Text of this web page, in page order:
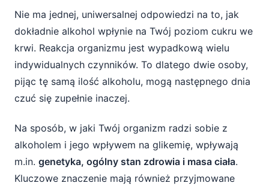
Nie ma jednej, uniwersalnej odpowiedzi na to, jak
dokładnie alkohol wpłynie na Twój poziom cukru we
krwi. Reakcja organizmu jest wypadkową wielu
indywidualnych czynników. To dlatego dwie osoby,
pijąc tę samą ilość alkoholu, mogą następnego dnia
czuć się zupełnie inaczej.
Na sposób, w jaki Twój organizm radzi sobie z
alkoholem i jego wpływem na glikemię, wpływają
m.in. genetyka, ogólny stan zdrowia i masa ciała.
Kluczowe znaczenie mają również przyjmowane